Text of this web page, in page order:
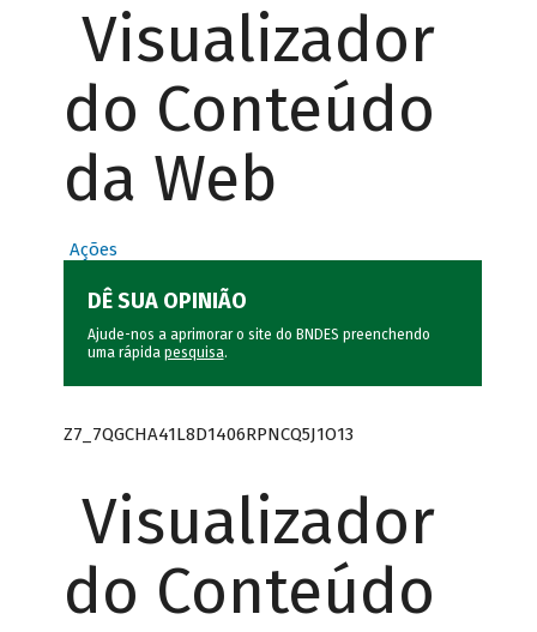
Visualizador
do Conteúdo
da Web
Ações
DÊ SUA OPINIÃO
Ajude-nos a aprimorar o site do BNDES preenchendo
uma rápida pesquisa.
Z7_7QGCHA41L8D1406RPNCQ5J1O13
Visualizador
do Conteúdo